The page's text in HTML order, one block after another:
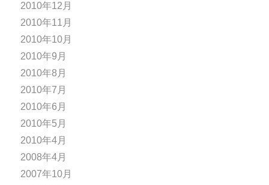
2010年12月
2010年11月
2010年10月
2010年9月
2010年8月
2010年7月
2010年6月
2010年5月
2010年4月
2008年4月
2007年10月